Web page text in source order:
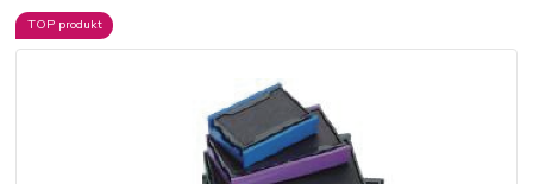
TOP produkt